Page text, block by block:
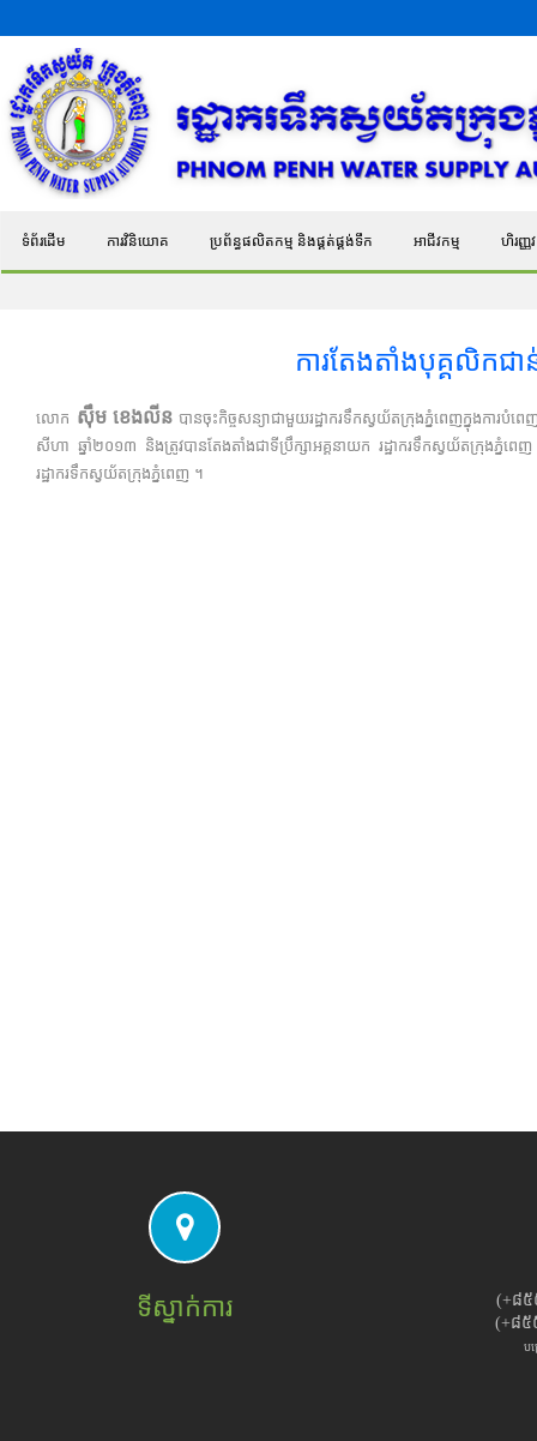
ទំព័រដើម ការវិនិយោគ ប្រព័ន្ធផលិតកម្ម និងផ្គត់ផ្គង់ទឹក អាជីវកម្ម ហិរញ្ញវ
ការតែងតាំងបុគ្គលិកជា
លោក ស៊ឹម ខេងលីន បានចុះកិច្ចសន្យាជាមួយរដ្ឋាករទឹកស្វយ័តក្រុងភ្នំពេញក្នុងការបំ
សីហា ឆ្នាំ២០១៣ និងត្រូវបានតែងតាំងជាទីប្រឹក្សាអគ្គនាយក រដ្ឋាករទឹកស្វយ័តក្រុងភ្នំ
រដ្ឋាករទឹកស្វយ័តក្រុងភ្នំពេញ ។
ទីស្នាក់ការ
(+៨
(+៨
ប